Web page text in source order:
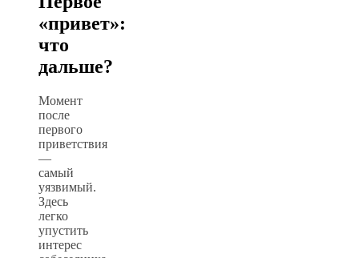
«привет»:
что
дальше?
Момент
после
первого
приветствия
—
самый
уязвимый.
Здесь
легко
упустить
интерес